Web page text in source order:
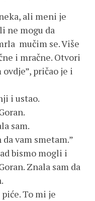
ali meni je
ne mogu da
mučim se. Više
i mračne. Otvori
pričao je i
i ustao.
sam.
vam smetam.”
bismo mogli i
Znala sam da
To mi je